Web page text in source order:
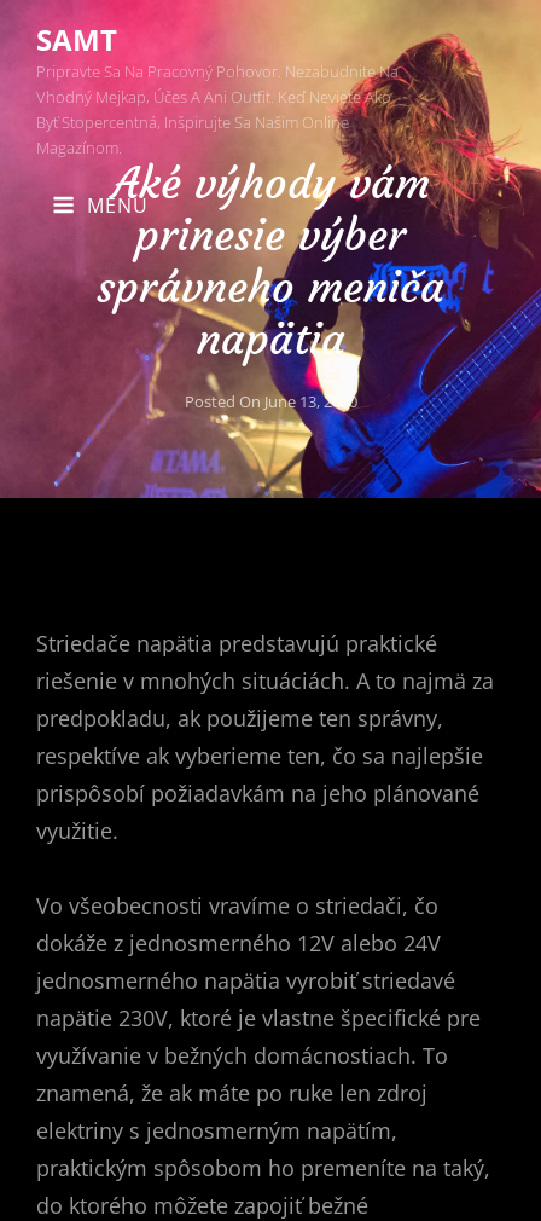
SAMT
Pripravte Sa Na Pracovný Pohovor. Nezabudnite Na
Vhodný Mejkap, Účes A Ani Outfit. Keď Neviete Ako
Byť Stopercentná, Inšpirujte Sa Našim Online
Magazínom.
MENU
Aké výhody vám
prinesie výber
správneho meniča
napätia
Posted On June 13, 2020
Striedače napätia predstavujú praktické
riešenie v mnohých situáciách. A to najmä za
predpokladu, ak použijeme ten správny,
respektíve ak vyberieme ten, čo sa najlepšie
prispôsobí požiadavkám na jeho plánované
využitie.
Vo všeobecnosti vravíme o striedači, čo
dokáže z jednosmerného 12V alebo 24V
jednosmerného napätia vyrobiť striedavé
napätie 230V, ktoré je vlastne špecifické pre
využívanie v bežných domácnostiach. To
znamená, že ak máte po ruke len zdroj
elektriny s jednosmerným napätím,
praktickým spôsobom ho premeníte na taký,
do ktorého môžete zapojiť bežné